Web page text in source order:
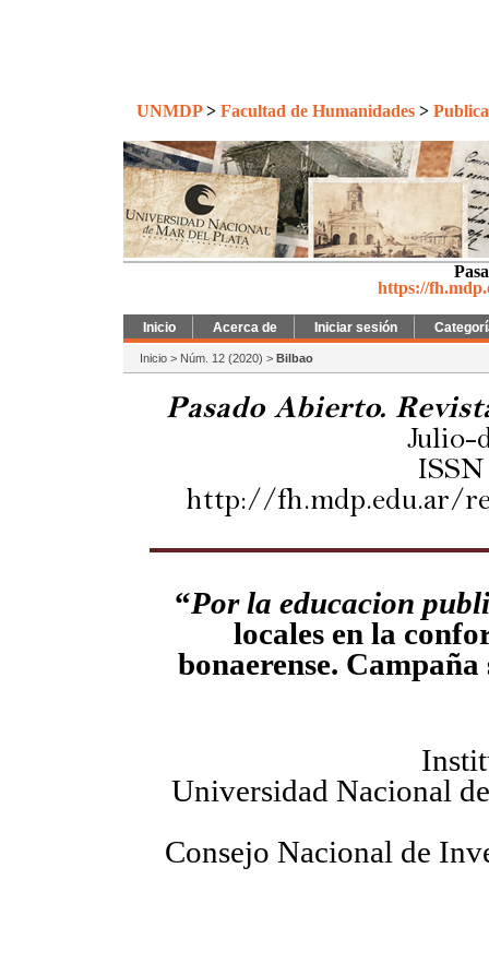
UNMDP>Facultad de Humanidades >
https://
Inicio Acerca de Iniciar sesión
Inicio > Núm. 12 (2020) > Bilbao
Pasado Abierto.
Julio-
http://fh.mdp.edu.ar/
“Por la educacion
locales en la
bonaerense.
Universidad Nacional
Consejo Nacional de